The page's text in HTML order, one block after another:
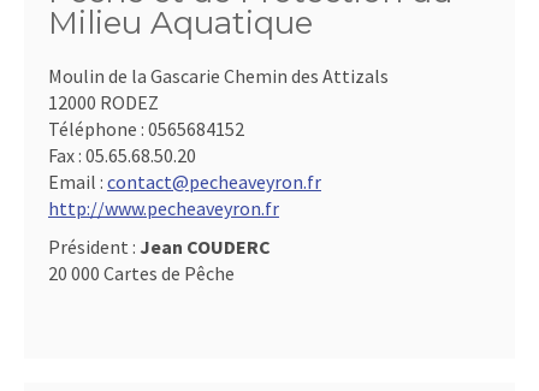
Milieu Aquatique
Moulin de la Gascarie Chemin des Attizals
12000 RODEZ
Téléphone : 0565684152
Fax : 05.65.68.50.20
Email : contact@pecheaveyron.fr
http://www.pecheaveyron.fr
Président : Jean COUDERC
20 000 Cartes de Pêche